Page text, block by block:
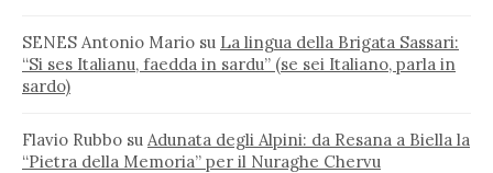
SENES Antonio Mario su La lingua della Brigata Sassari:
“Si ses Italianu, faedda in sardu” (se sei Italiano, parla in
sardo)
Flavio Rubbo su Adunata degli Alpini: da Resana a Biella la
“Pietra della Memoria” per il Nuraghe Chervu